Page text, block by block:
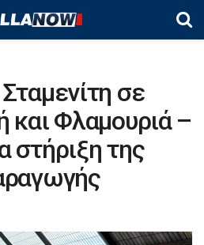
σε
και Φλαμουριά –
στήριξη της